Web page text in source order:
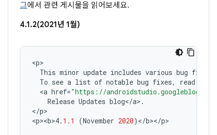
그에서 관련 게시물을 읽어보세요.
4.1.2(2021년 1월)
<p
This minor update includes various bug fixes
To see a list of notable bug fixes, read
<a href="https://
Release Updates blog</a> .
</p>
<p><b>4. 1.1 (November 2020) </b></p>